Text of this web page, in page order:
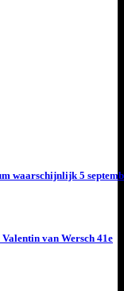
waarschijnlijk 5
van Wersch 41e